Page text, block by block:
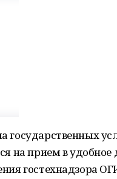
государственных
на прием в
гостехнадзора